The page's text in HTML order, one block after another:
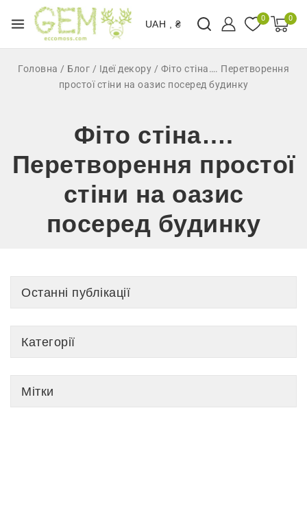
UAH , ₴
0 0
Головна / Блог / Ідеї декору / Фіто стіна…. Перетворення
простої стіни на оазис посеред будинку
Фіто стіна….
Перетворення простої
стіни на оазис
посеред будинку
Останні публікації
Категорії
Мітки